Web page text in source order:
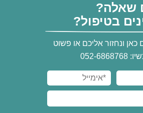
שאלה?
בטיפול?
כאן ונחזור אליכם או פשוט